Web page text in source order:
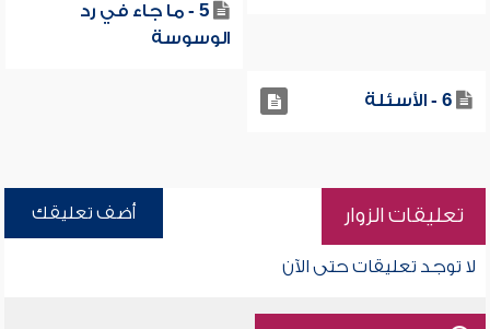
5 - ما جاء في رد
الوسوسة
6 - الأسئلة
تعليقات الزوار أضف تعليقك
لا توجد تعليقات حتى الآن